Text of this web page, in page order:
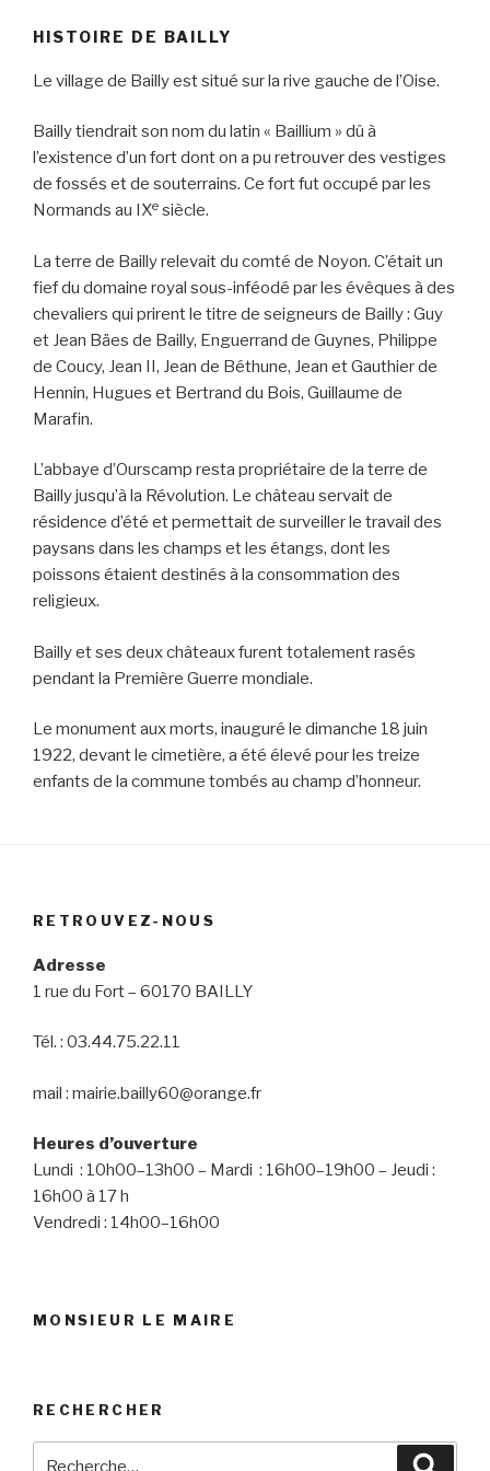
HISTOIRE DE BAILLY
Le village de Bailly est situé sur la rive gauche de l’Oise.
Bailly tiendrait son nom du latin « Baillium » dû à
l’existence d’un fort dont on a pu retrouver des vestiges
de fossés et de souterrains. Ce fort fut occupé par les
Normands au IXe siècle.
La terre de Bailly relevait du comté de Noyon. C’était un
fief du domaine royal sous-inféodé par les évêques à des
chevaliers qui prirent le titre de seigneurs de Bailly : Guy
et Jean Bäes de Bailly, Enguerrand de Guynes, Philippe
de Coucy, Jean II, Jean de Béthune, Jean et Gauthier de
Hennin, Hugues et Bertrand du Bois, Guillaume de
Marafin.
L’abbaye d’Ourscamp resta propriétaire de la terre de
Bailly jusqu’à la Révolution. Le château servait de
résidence d’été et permettait de surveiller le travail des
paysans dans les champs et les étangs, dont les
poissons étaient destinés à la consommation des
religieux.
Bailly et ses deux châteaux furent totalement rasés
pendant la Première Guerre mondiale.
Le monument aux morts, inauguré le dimanche 18 juin
1922, devant le cimetière, a été élevé pour les treize
enfants de la commune tombés au champ d’honneur.
RETROUVEZ-NOUS
Adresse
1 rue du Fort – 60170 BAILLY
Tél. : 03.44.75.22.11
mail : mairie.bailly60@orange.fr
Heures d’ouverture
Lundi : 10h00–13h00 – Mardi : 16h00–19h00 – Jeudi :
16h00 à 17 h
Vendredi : 14h00–16h00
MONSIEUR LE MAIRE
RECHERCHER